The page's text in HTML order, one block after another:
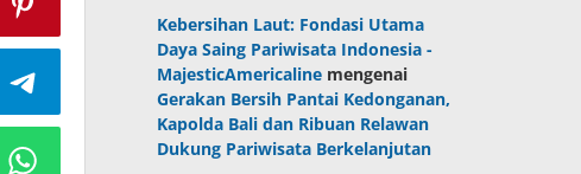
Kebersihan Laut: Fondasi Utama
Daya Saing Pariwisata Indonesia -
MajesticAmericaline mengenai
Gerakan Bersih Pantai Kedonganan,
Kapolda Bali dan Ribuan Relawan
Dukung Pariwisata Berkelanjutan